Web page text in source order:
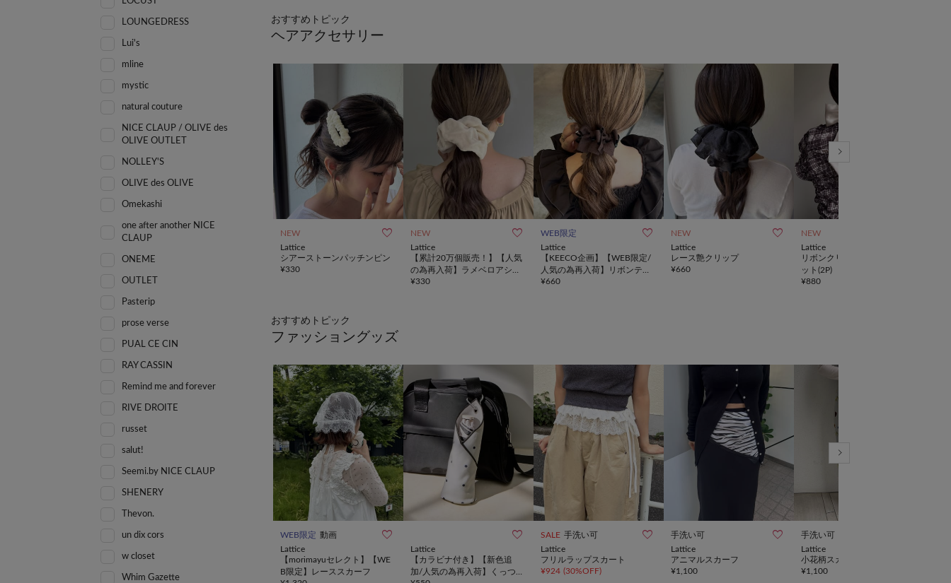
おすすめトピック
ヘアアクセサリー
NEW 
Lattice
シアーストーンパッチンピン
¥330
NEW 
Lattice
【累計20万個販売！】【人気
の為再入荷】ラメベロアシュ
シュ
¥330
WEB限定 
Lattice
【KEECO企画】【WEB限定/
人気の為再入荷】リボンテー
ルクリップ
¥660
NEW 
Lattice
レース艶クリップ
¥660
NEW
Lattice
リボンクリップ/ヘアピンセ
ット(2P)
¥880
おすすめトピック
ファッショングッズ
WEB限定 動画 
Lattice
【morimayuセレクト】【WE
B限定】レーススカーフ

Lattice
【カラビナ付き】【新色追
加/人気の為再入荷】くっつ
SALE 手洗い可 
Lattice
フリルラップスカート
¥924 (30%OFF)
手洗い可 
Lattice
アニマルスカーフ
¥1,100
手洗い可
Lattice
小花柄スカーフ
¥1,100
LOUNGEDRESS
Lui's
mline
mystic
natural couture
NICE CLAUP / OLIVE des
OLIVE OUTLET
NOLLEY'S
OLIVE des OLIVE
Omekashi
one after another NICE
CLAUP
ONEME
OUTLET
Pasterip
prose verse
PUAL CE CIN
RAY CASSIN
Remind me and forever
RIVE DROITE
russet
salut!
Seemi.by NICE CLAUP
SHENERY
Thevon.
un dix cors
w closet
Whim Gazette